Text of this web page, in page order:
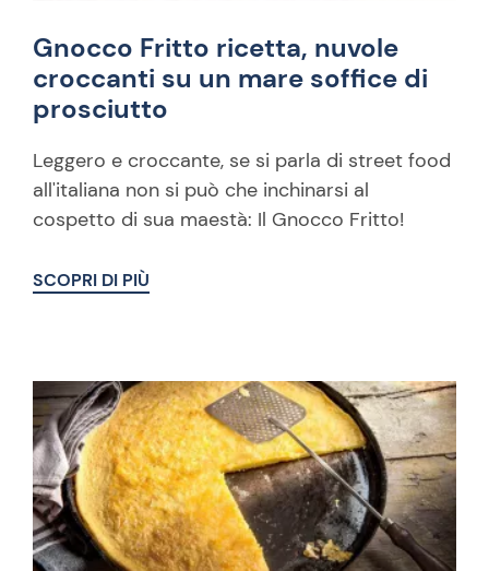
Gnocco Fritto ricetta, nuvole
croccanti su un mare soffice di
prosciutto
Leggero e croccante, se si parla di street food
all'italiana non si può che inchinarsi al
cospetto di sua maestà: Il Gnocco Fritto!
SCOPRI DI PIÙ